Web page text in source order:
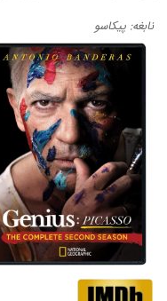
نابغه: پیکاسو